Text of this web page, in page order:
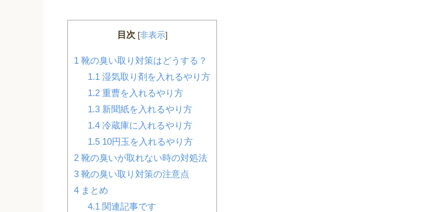
目次 [非表示]
1 靴の臭い取り対策はどうする？
1.1 湿気取り剤を入れるやり方
1.2重曹を入れるやり方
1.3新聞紙を入れるやり方
1.4冷蔵庫に入れるやり方
1.510円玉を入れるやり方
2 靴の臭いが取れない時の対処法
3 靴の臭い取り対策の注意点
4 まとめ
4.1 関連記事です